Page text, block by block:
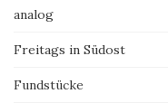
analog
Freitags in Südost
Fundstücke